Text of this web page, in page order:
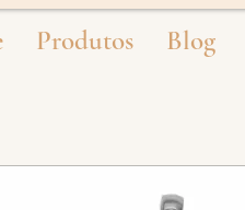
Produtos Blog